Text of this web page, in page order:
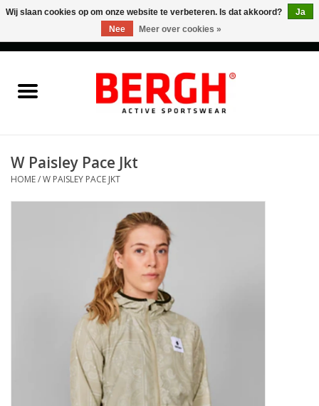
W Paisley Pace Jkt
HOME/W PAISLEY PACE JKT
Wij slaan cookies op om onze website te verbeteren. Is dat akkoord?
Ja
Nee
Meer over cookies »